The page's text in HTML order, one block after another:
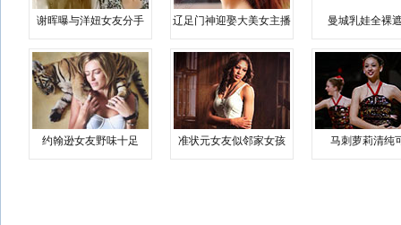
谢晖曝与洋妞女友分手 辽足门神迎娶大美女主播 曼城乳娃全裸
约翰逊女友野味十足 准状元女友似邻家女孩 马刺萝莉清纯